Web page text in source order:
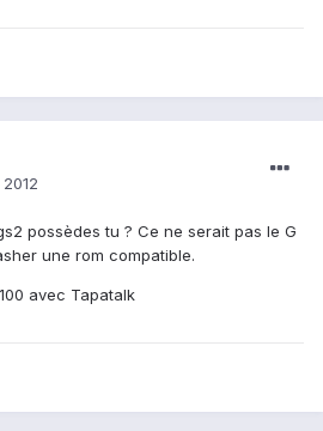
possèdes tu ? Ce ne serait pas le G
une rom compatible.
avec Tapatalk